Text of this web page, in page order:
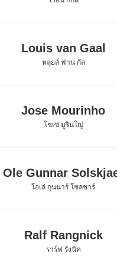
Louis van Gaal
หลุยส์ ฟาน กัล
Jose Mourinho
โชเซ่ มูรินโญ่
Ole Gunnar
โอเล่ กุนนาร์ โซลชาร์
Ralf Rangnick
ราร์ฟ รังนิค